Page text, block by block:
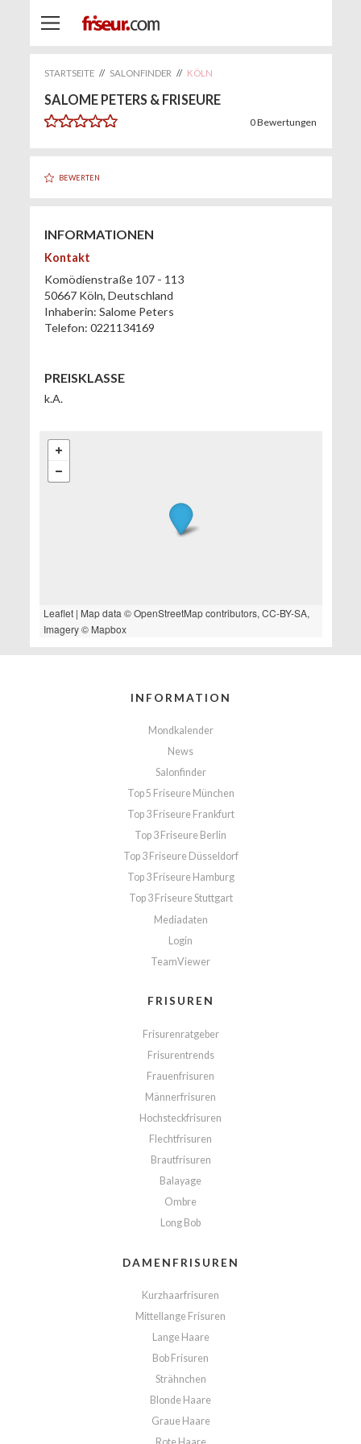
STARTSEITE // SALONFINDER // KÖLN
SALOME PETERS & FRISEURE
0Bewertungen
BEWERTEN
INFORMATIONEN
Kontakt
Komödienstraße 107 - 113
50667 Köln, Deutschland
Inhaberin: Salome Peters
Telefon: 0221134169
PREISKLASSE
k.A.
Leaflet| Map data ©OpenStreetMapcontributors, CC-BY-SA,
Imagery © Mapbox
INFORMATION
Mondkalender
News
Salonfinder
Top 5 Friseure München
Top 3 Friseure Frankfurt
Top 3 Friseure Berlin
Top 3 Friseure Düsseldorf
Top 3 Friseure Hamburg
Top 3 Friseure Stuttgart
Mediadaten
Login
TeamViewer
FRISUREN
Frisurenratgeber
Frisurentrends
Frauenfrisuren
Männerfrisuren
Hochsteckfrisuren
Flechtfrisuren
Brautfrisuren
Balayage
Ombre
Long Bob
DAMENFRISUREN
Kurzhaarfrisuren
Mittellange Frisuren
Lange Haare
Bob Frisuren
Strähnchen
Blonde Haare
Graue Haare